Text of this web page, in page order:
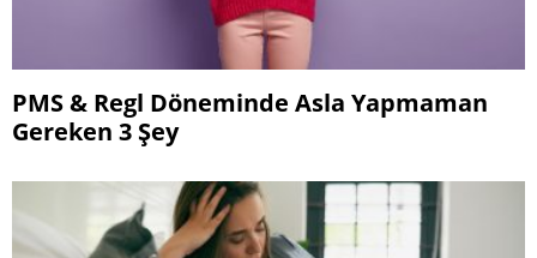
PMS & Regl Döneminde Asla Yapmaman
Gereken 3 Şey